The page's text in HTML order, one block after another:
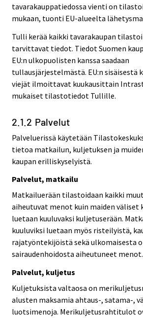
tavarakauppatiedossa vienti on
mukaan, tuonti EU-alueelta
Tulli kerää kaikki tavarakaupan
tarvittavat tiedot. Tiedot Suomen
EU:n ulkopuolisten kanssa saadaan
tullausjärjestelmästä. EU:n sisäisestä
viejät ilmoittavat kuukausittain
mukaiset tilastotiedot Tullille.
2.1.2 Palvelut
Palveluerissä käytetään
tietoa matkailun, kuljetuksen ja
kaupan erilliskyselyistä.
Palvelut, matkailu
Matkailuerään tilastoidaan kaikki
aiheutuvat menot kuin maiden väliset
luetaan kuuluvaksi kuljetuserään.
kuuluviksi luetaan myös risteilyistä,
rajatyöntekijöistä sekä ulkomaisesta
sairaudenhoidosta aiheutuneet menot.
Palvelut, kuljetus
Kuljetuksista valtaosa on
alusten maksamia ahtaus-, satama-,
luotsimenoja. Merikuljetusrahtitulot